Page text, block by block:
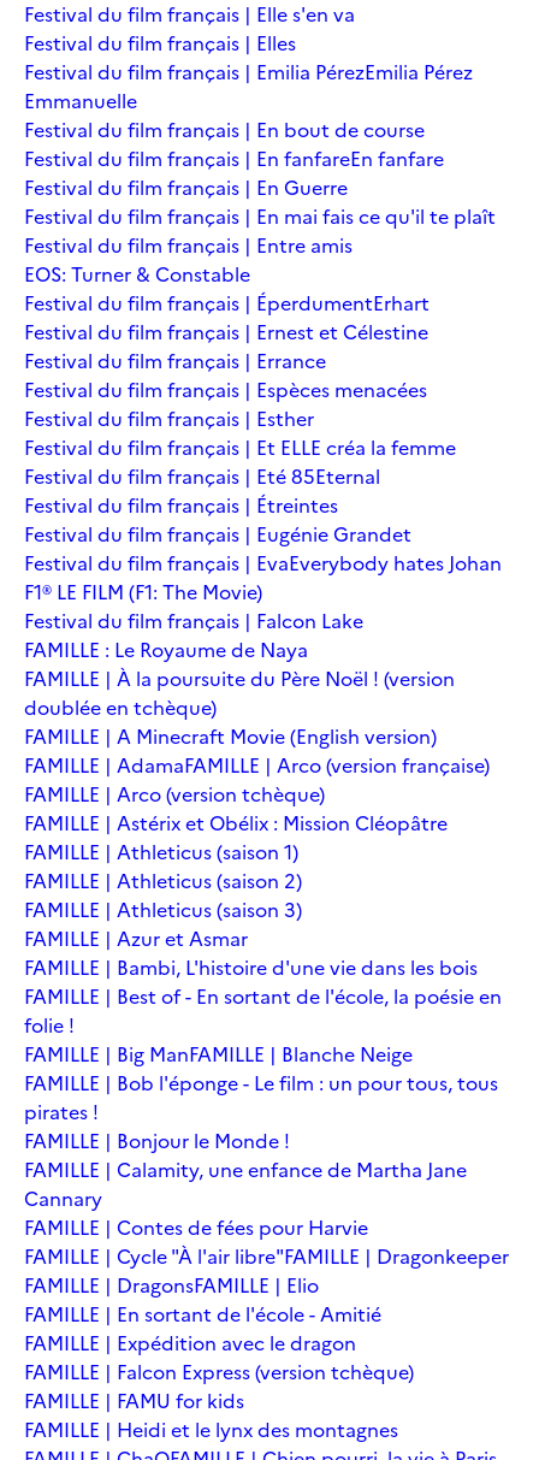
Festival du film français | Elle s'en va
Festival du film français | Elles
Festival du film français | Emilia PérezEmilia Pérez
Emmanuelle
Festival du film français | En bout de course
Festival du film français | En fanfareEn fanfare
Festival du film français | En Guerre
Festival du film français | En mai fais ce qu'il te plaît
Festival du film français | Entre amis
EOS: Turner & Constable
Festival du film français | ÉperdumentErhart
Festival du film français | Ernest et Célestine
Festival du film français | Errance
Festival du film français | Espèces menacées
Festival du film français | Esther
Festival du film français | Et ELLE créa la femme
Festival du film français | Eté 85Eternal
Festival du film français | Étreintes
Festival du film français | Eugénie Grandet
Festival du film français | EvaEverybody hates Johan
F1® LE FILM (F1: The Movie)
Festival du film français | Falcon Lake
FAMILLE : Le Royaume de Naya
FAMILLE | À la poursuite du Père Noël ! (version
doublée en tchèque)
FAMILLE | A Minecraft Movie (English version)
FAMILLE | AdamaFAMILLE | Arco (version française)
FAMILLE | Arco (version tchèque)
FAMILLE | Astérix et Obélix : Mission Cléopâtre
FAMILLE | Athleticus (saison 1)
FAMILLE | Athleticus (saison 2)
FAMILLE | Athleticus (saison 3)
FAMILLE | Azur et Asmar
FAMILLE | Bambi, L'histoire d'une vie dans les bois
FAMILLE | Best of - En sortant de l'école, la poésie en
folie !
FAMILLE | Big ManFAMILLE | Blanche Neige
FAMILLE | Bob l'éponge - Le film : un pour tous, tous
pirates !
FAMILLE | Bonjour le Monde !
FAMILLE | Calamity, une enfance de Martha Jane
Cannary
FAMILLE | Contes de fées pour Harvie
FAMILLE | Cycle "À l'air libre"FAMILLE | Dragonkeeper
FAMILLE | DragonsFAMILLE | Elio
FAMILLE | En sortant de l'école - Amitié
FAMILLE | Expédition avec le dragon
FAMILLE | Falcon Express (version tchèque)
FAMILLE | FAMU for kids
FAMILLE | Heidi et le lynx des montagnes